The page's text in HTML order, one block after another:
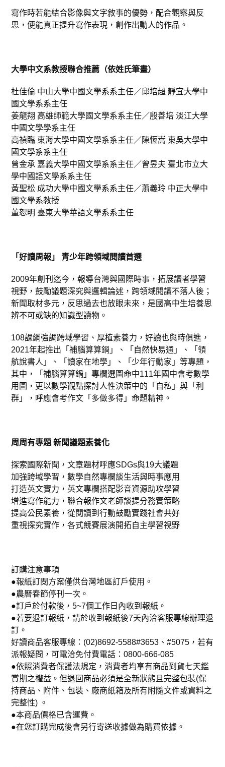
寫作時若能結合影像與文字敘事的優勢，配合觀察與反
思，便能真正提升寫作表現，創作出動人的作品。
大學中文系教授聯合推薦（依姓氏筆畫）
杜佳倫 中山大學中國文學系系主任／邱培超 靜宜大學中
國文學系系主任
姜龍翔 高雄師範大學國文學系系主任／殷善培 淡江大學
中國文學學系主任
高禎臨 東海大學中國文學系系主任／陳恆嵩 東吳大學中
國文學系系主任
曾金承 嘉義大學中國文學系系主任／曾昱夫 臺北市立大
學中國語文學系系主任
黃聖松 成功大學中國文學系系主任／蕭義玲 中正大學中
國文學系教授
董恕明 臺東大學華語文學系系主任
「好讀周報」 青少年跨領域閱讀首選
2009年創刊迄今，報導台灣與國際時事，拓展讀者學習
視野，鼓勵議題深究與邏輯論述，跨領域閱讀不落人後；
新聞取材多元，反思過去也放眼未來，是國高中生培養思
辨不可或缺的知識型讀物。
108課綱強調跨域學習、厚植素養力，好讀也與時俱進，
2021年起推出「補腦算算鍋」、「自然快易通」、「領
航說書人」、「讀家在地學」、「少年行動家」等專題，
其中，「補腦算算鍋」專欄選圖命中111年國中會考數學
用圖，更以數學觀點探討人性決策中的「自私」與「利
群」，呼應會考作文「多做多得」命題精神。
周周有專題 新聞議題素養化
探索國際新聞，文章題材呼應SDGs與19大議題
加強跨域學習，數學自然專欄談生活與時事應用
打造英文實力，英文專欄搭配影音資源助攻學習
增進寫作能力，聯合報作文老師談提分務實策略
提高公民素養，從閱讀到行動鼓勵實踐社會共好
重視探究實作，各式競賽展演開拓自主學習視野
訂購注意事項
●報紙訂閱方案僅供台灣地區訂戶使用。
●農曆春節停刊一次。
●訂戶於付款後，5~7個工作日內收到報紙。
●若要退訂報紙，請於收到報紙後7天內洽客服專線辦理退
訂。
好讀商品客服專線：(02)8692-5588#3653、#5075，若有
派報疑問，可電洽免付費電話：0800-666-085
●依照消費者保護法規定，消費者均享有商品到貨七天鑑
賞期之權益。但退回商品必須是全新狀態且完整包裝(保
持商品、附件、包裝、廠商紙箱及所有附隨文件或資料之
完整性) 。
●本商品價格已含運費。
●在您訂購完成後會另行寄送收據做為購買依據。